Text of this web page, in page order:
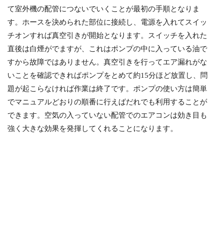
て室外機の配管につないでいくことが最初の手順となりま
す。ホースを決められた部位に接続し、電源を入れてスイッ
チオンすれば真空引きが開始となります。スイッチを入れた
直後は白煙がでますが、これはポンプの中に入っている油で
すから故障ではありません。真空引きを行ってエア漏れがな
いことを確認できればポンプをとめて約15分ほど放置し、問
題が起こらなければ作業は終了です。ポンプの使い方は簡単
でマニュアルどおりの順番に行えばだれでも利用することが
できます。空気の入っていない配管でのエアコンは効き目も
強く大きな効果を発揮してくれることになります。